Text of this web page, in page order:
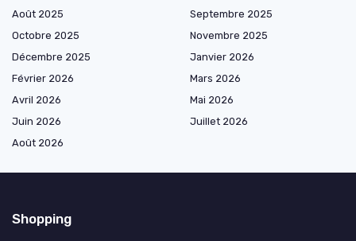
Août 2025
Septembre 2025
Octobre 2025
Novembre 2025
Décembre 2025
Janvier 2026
Février 2026
Mars 2026
Avril 2026
Mai 2026
Juin 2026
Juillet 2026
Août 2026
Shopping